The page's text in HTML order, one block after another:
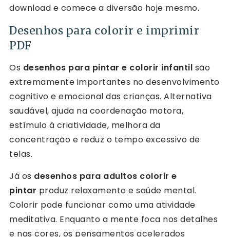
download e comece a diversão hoje mesmo.
Desenhos para colorir e imprimir
PDF
Os desenhos para pintar e colorir infantil são
extremamente importantes no desenvolvimento
cognitivo e emocional das crianças. Alternativa
saudável, ajuda na coordenação motora,
estímulo à criatividade, melhora da
concentração e reduz o tempo excessivo de
telas.
Já os desenhos para adultos colorir e
pintar produz relaxamento e saúde mental.
Colorir pode funcionar como uma atividade
meditativa. Enquanto a mente foca nos detalhes
e nas cores, os pensamentos acelerados